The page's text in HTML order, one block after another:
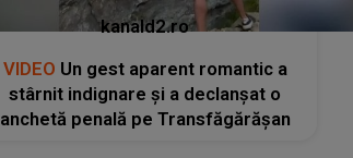
kanald2.ro
VIDEO Un gest aparent romantic a
stârnit indignare și a declanșat o
anchetă penală pe Transfăgărășan